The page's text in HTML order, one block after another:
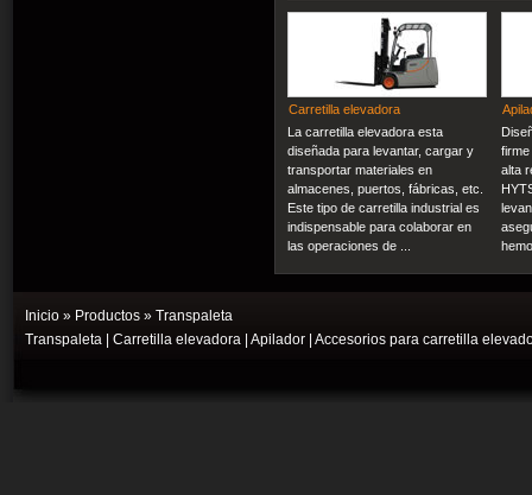
Carretilla elevadora
La carretilla elevadora esta
diseñada para levantar, cargar y
transportar materiales en
almacenes, puertos, fábricas, etc.
Este tipo de carretilla industrial es
indispensable para colaborar en
las operaciones de ...
alta
Inicio » Productos » Transpaleta
Transpaleta
Carretilla elevadora Apilador Accesorios para carretilla